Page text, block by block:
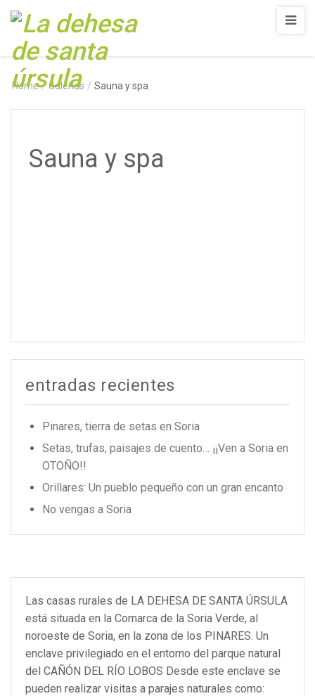
Home / Galerías / Sauna y spa
Sauna y spa
entradas recientes
Pinares, tierra de setas en Soria
Setas, trufas, paisajes de cuento… ¡¡Ven a Soria en
OTOÑO!!
Orillares: Un pueblo pequeño con un gran encanto
No vengas a Soria
Las casas rurales de LA DEHESA DE SANTA ÚRSULA
está situada en la Comarca de la Soria Verde, al
noroeste de Soria, en la zona de los PINARES. Un
enclave privilegiado en el entorno del parque natural
del CAÑÓN DEL RÍO LOBOS Desde este enclave se
pueden realizar visitas a parajes naturales como: